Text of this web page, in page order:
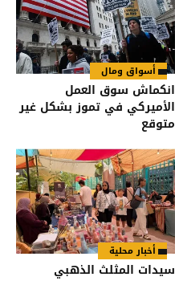
أسواق ومال
انكماش سوق العمل
الأميركي في تموز بشكل غير
متوقع
أخبار محلية
سيدات المثلث الذهبي